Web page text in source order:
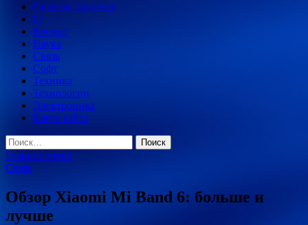
Главная страница
IT
Космос
Наука
Связь
Софт
Техника
Технологии
Электроника
Карта сайта
Найти:
Главное меню
Связь
Обзор Xiaomi Mi Band 6: больше и
лучше